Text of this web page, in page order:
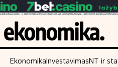
EkonomikaInvestavimasNT ir